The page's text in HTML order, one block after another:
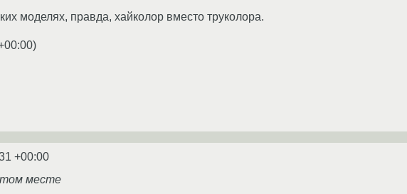
моделях, правда, хайколор вместо труколора.
)
+00:00
месте